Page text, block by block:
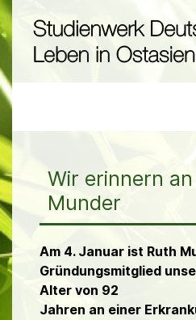
Wir erinnern
Munder
Am 4. Januar ist Ruth
Gründungsmitglied
Alter von 92
Jahren an einer